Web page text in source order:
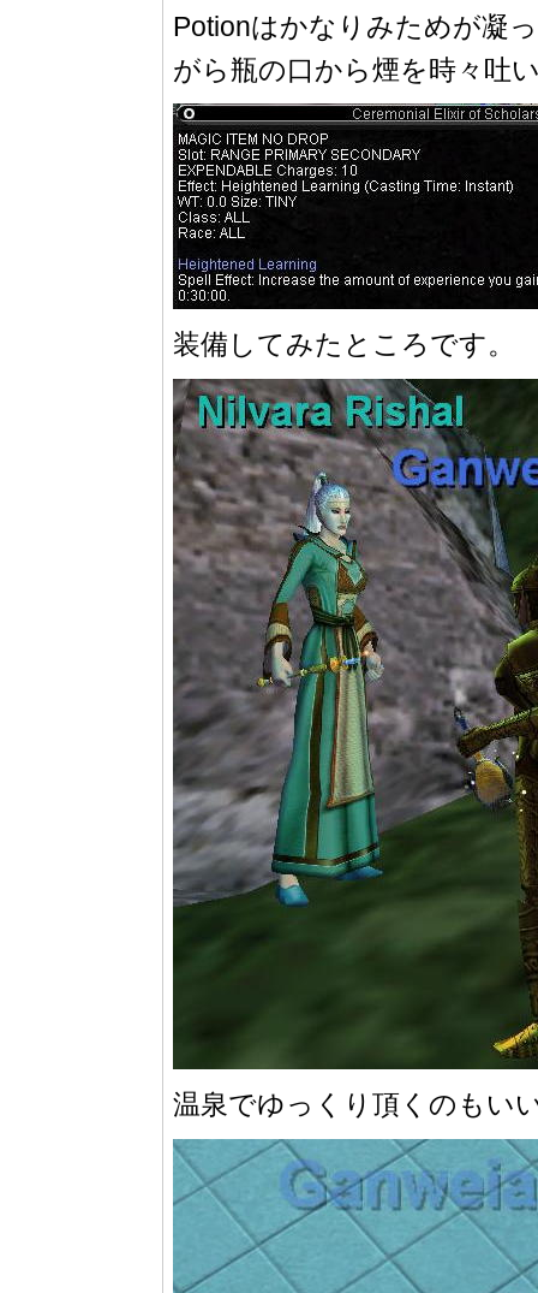
Potionはかなりみためが凝
がら瓶の口から煙を時々吐
装備してみたところです。
温泉でゆっくり頂くのもい